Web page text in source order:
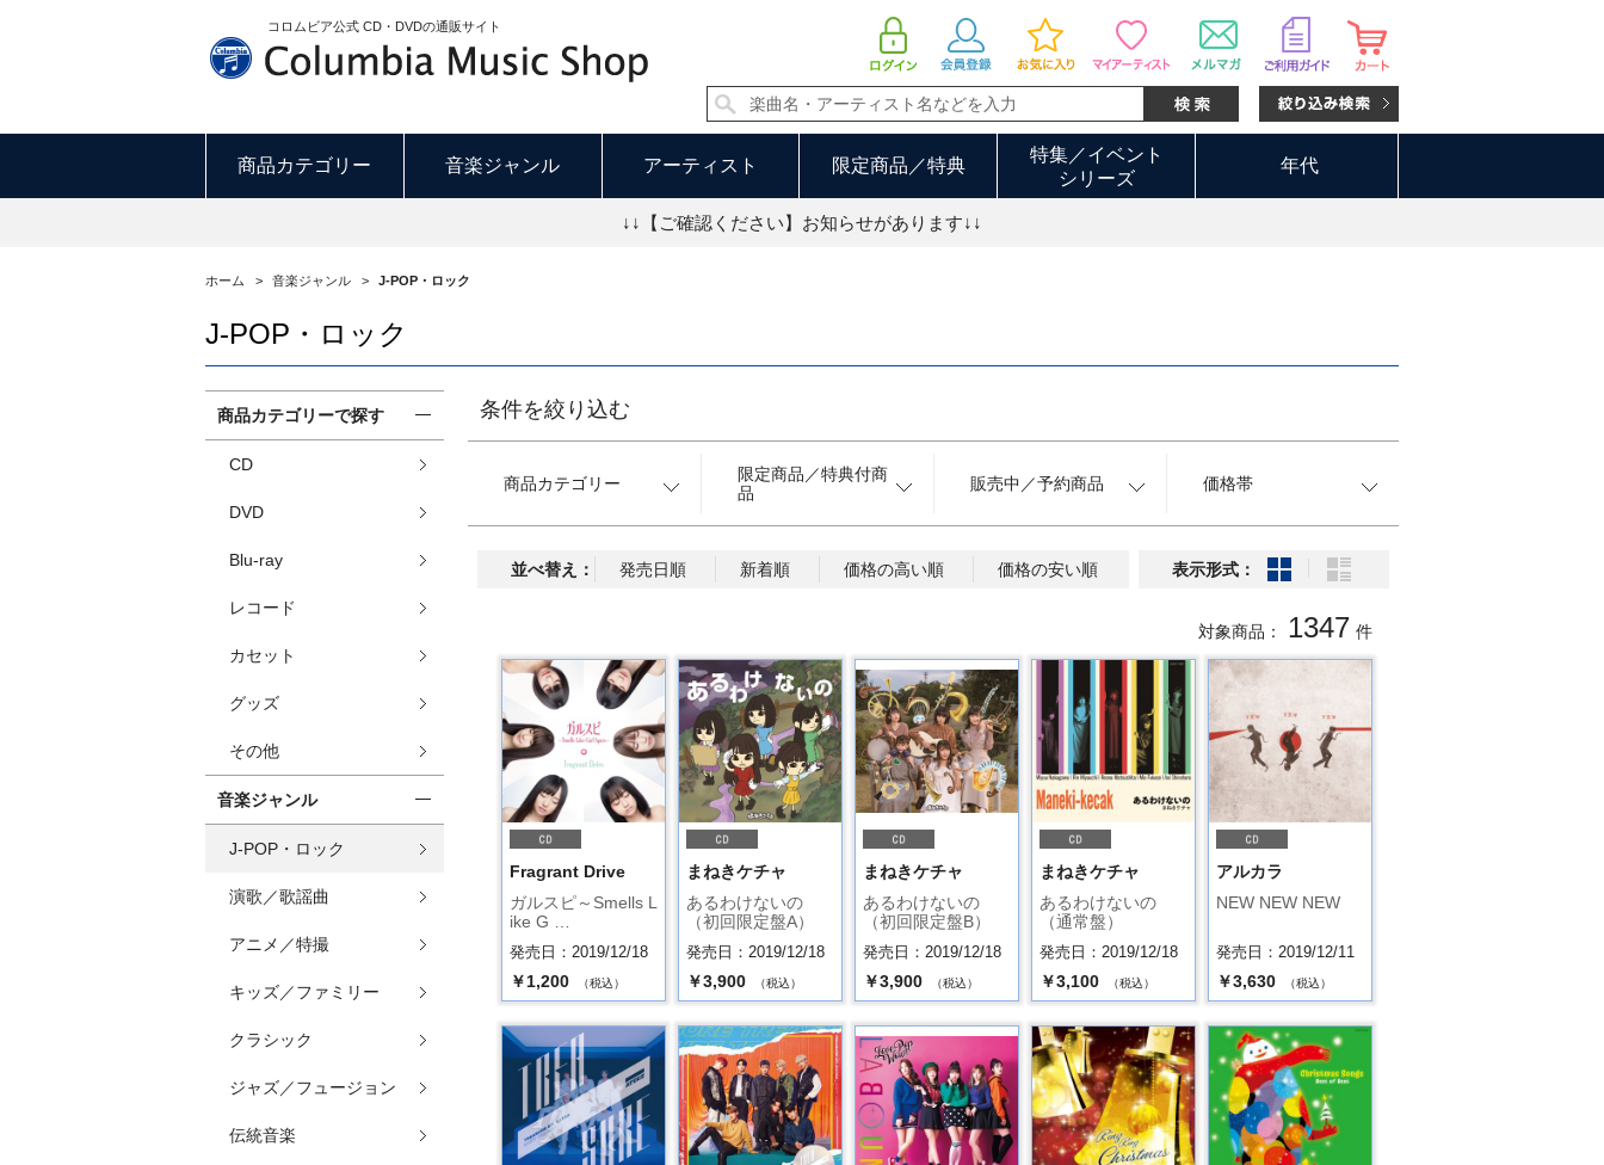
コロムビア公式 CD・DVDの通販サイト
商品カテゴリー 音楽ジャンル アーティスト 限定商品／特典
特集／イベント
シリーズ
年代
↓↓【ご確認ください】お知らせがあります↓↓
ホーム > 音楽ジャンル > J-POP・ロック
J-POP・ロック
条件を絞り込む
商品カテゴリー
限定商品／特典付商
品
販売中／予約商品 価格帯
並べ替え： 発売日順 新着順 価格の高い順 価格の安い順 表示形式：
対象商品： 1347 件
Fragrant Drive
ガルスピ～Smells L
ike G …
発売日：2019/12/18
￥1,200 （税込）
まねきケチャ
あるわけないの
（初回限定盤A）
発売日：2019/12/18
￥3,900 （税込）
まねきケチャ
あるわけないの
（初回限定盤B）
発売日：2019/12/18
￥3,900 （税込）
まねきケチャ
あるわけないの
（通常盤）
発売日：2019/12/18
￥3,100 （税込）
アルカラ
NEW NEW NEW
発売日：2019/12/11
￥3,630 （税込）
商品カテゴリーで探す
CD
DVD
Blu-ray
レコード
カセット
グッズ
その他
音楽ジャンル
J-POP・ロック
演歌／歌謡曲
アニメ／特撮
キッズ／ファミリー
クラシック
ジャズ／フュージョン
伝統音楽